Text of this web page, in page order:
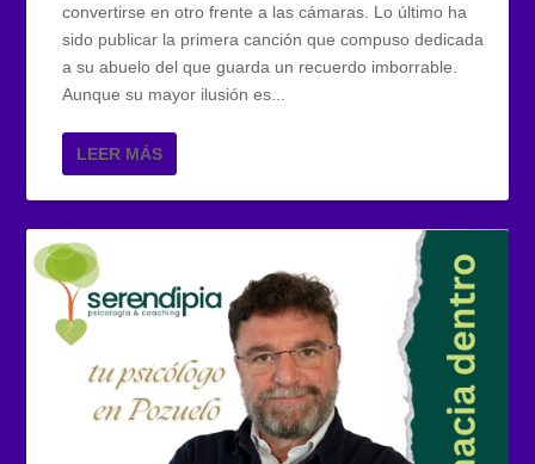
convertirse en otro frente a las cámaras. Lo último ha
sido publicar la primera canción que compuso dedicada
a su abuelo del que guarda un recuerdo imborrable.
Aunque su mayor ilusión es...
LEER MÁS